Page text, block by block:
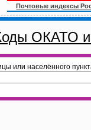
Почтовые индексы
ОКАТО
или населённого